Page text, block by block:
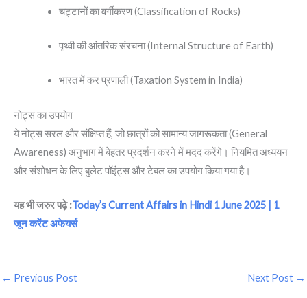
चट्टानों का वर्गीकरण (Classification of Rocks)
पृथ्वी की आंतरिक संरचना (Internal Structure of Earth)
भारत में कर प्रणाली (Taxation System in India)
नोट्स का उपयोग
ये नोट्स सरल और संक्षिप्त हैं, जो छात्रों को सामान्य जागरूकता (General
Awareness) अनुभाग में बेहतर प्रदर्शन करने में मदद करेंगे। नियमित अध्ययन
और संशोधन के लिए बुलेट पॉइंट्स और टेबल का उपयोग किया गया है।
यह भी जरुर पढ़े :Today’s Current Affairs in Hindi 1 June 2025 | 1
जून करेंट अफेयर्स
← Previous Post Next Post →